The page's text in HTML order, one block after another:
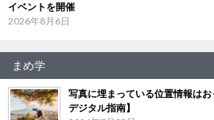
イベントを開催
2026年8月6日
まめ学
写真に埋まっている位置情報は
デジタル指南】